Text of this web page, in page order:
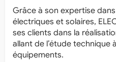
Grâce à son expertise
électriques et solaires,
ses clients dans la
allant de l’étude technique
équipements.